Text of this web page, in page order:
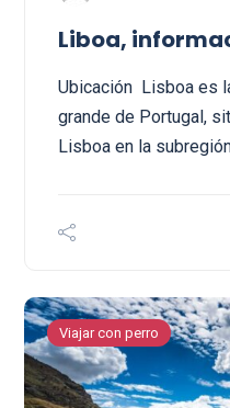
Liboa,
Ubicación Lisboa es
grande de Portugal,
Lisboa en la
Viajar con perro